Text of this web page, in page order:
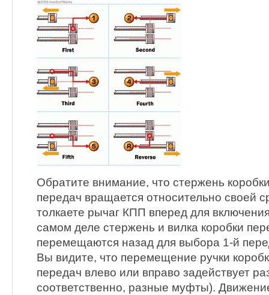
Обратите внимание, что стержень
передач вращается относительно своей
толкаете рычаг КПП вперед для
самом деле стержень и вилка коробки
перемещаются назад для выбора 1-й
Вы видите, что перемещение ручки
передач влево или вправо задействует
соответственно, разные муфты).